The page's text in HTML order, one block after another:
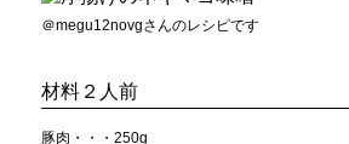
＠megu12novgさんのレシピです
材料２人前
豚肉・・・250g